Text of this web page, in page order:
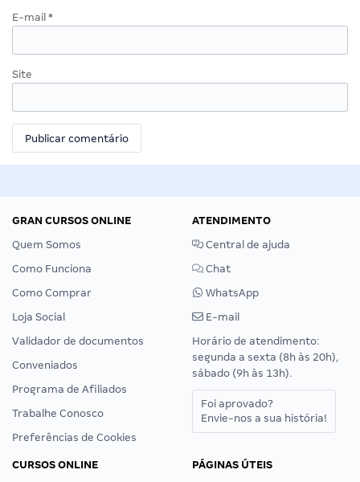
E-mail *
Site
GRAN CURSOS ONLINE
Quem Somos
Como Funciona
Como Comprar
Loja Social
Validador de documentos
Conveniados
Programa de Afiliados
Trabalhe Conosco
Preferências de Cookies
ATENDIMENTO
Central de ajuda
Chat
WhatsApp
E-mail
Horário de atendimento:
segunda a sexta (8h às 20h),
sábado (9h às 13h).
Foi aprovado?
Envie-nos a sua história!
CURSOS ONLINE
PÁGINAS ÚTEIS